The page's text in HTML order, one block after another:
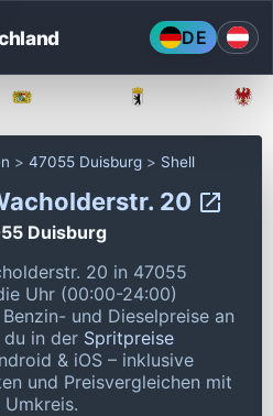
DE
47055 Duisburg Shell
20
Duisburg
20 in 47055
Uhr (00:00-24:00)
und Dieselpreise an
in der Spritpreise
& iOS – inklusive
und Preisvergleichen mit